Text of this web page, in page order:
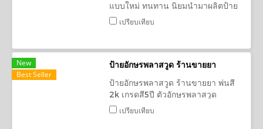
แบบใหม่ ทนทาน นิยมนำมาผลิตป้าย
ป้ายตัวอักษร ร้านป้ายอุดร
เปรียบเทียบ
New
Best Seller
ป้ายอักษรพลาสวูด ร้านขายยา
ป้ายอักษรพลาสวูด ร้านขายยา พ่นสี
2k เกรดสี5ปี ตัวอักษรพลาสวูด
หนา10 mm ป้ายตัวอักษร
เปรียบเทียบ